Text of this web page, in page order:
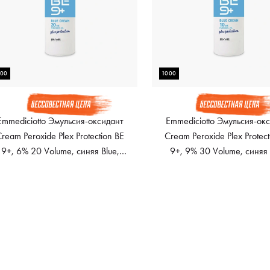
Эмульсия-оксидант
Peroxide Plex Protection BE
9+, 6% 20 Volume, синяя Blue,
1000
Emmediciotto Эмульсия-
Cream Peroxide Plex
9+, 9% 30 Volume, синяя